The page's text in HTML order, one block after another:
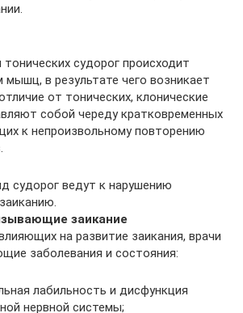
тонических судорог происходит
мышц, в результате чего возникает
от тонических, клонические
собой череду кратковременных
к непроизвольному повторению
судорог ведут к нарушению
заикание
на развитие заикания, врачи
заболевания и состояния:
лабильность и дисфункция
нервной системы;